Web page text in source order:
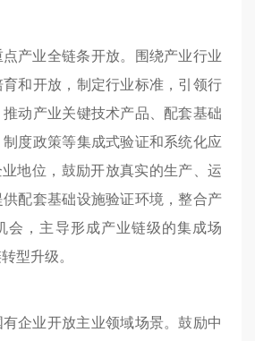
点产业全链条开放。围绕产业行业
和开放，制定行业标准，引领行
动产业关键技术产品、配套基础
度政策等集成式验证和系统化应
业地位，鼓励开放真实的生产、运
配套基础设施验证环境，整合产
会，主导形成产业链级的集成场
型升级。
有企业开放主业领域场景。鼓励中